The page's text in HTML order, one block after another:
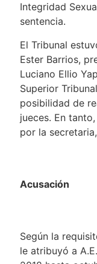
Integridad
El Tribunal
Ester Barrios,
Luciano Ellio
Superior
posibilidad de
jueces. En
por la
Acusación
Según la
le atribuyó a